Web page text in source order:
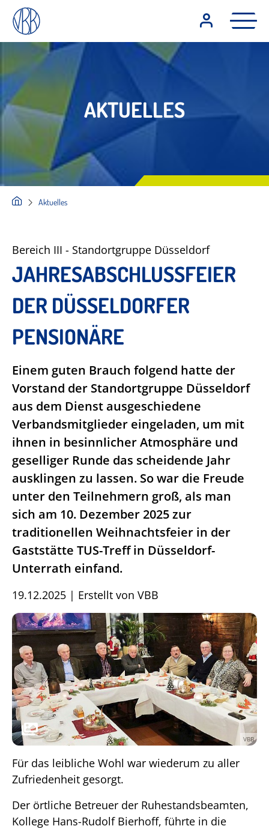
AKTUELLES
Aktuelles
Bereich III - Standortgruppe Düsseldorf
JAHRESABSCHLUSSFEIER
DER DÜSSELDORFER
PENSIONÄRE
Einem guten Brauch folgend hatte der
Vorstand der Standortgruppe Düsseldorf
aus dem Dienst ausgeschiedene
Verbandsmitglieder eingeladen, um mit
ihnen in besinnlicher Atmosphäre und
geselliger Runde das scheidende Jahr
ausklingen zu lassen. So war die Freude
unter den Teilnehmern groß, als man
sich am 10. Dezember 2025 zur
traditionellen Weihnachtsfeier in der
Gaststätte TUS-Treff in Düsseldorf-
Unterrath einfand.
19.12.2025 | Erstellt von VBB
VBB
Für das leibliche Wohl war wiederum zu aller
Zufriedenheit gesorgt.
Der örtliche Betreuer der Ruhestandsbeamten,
Kollege Hans-Rudolf Bierhoff, führte in die